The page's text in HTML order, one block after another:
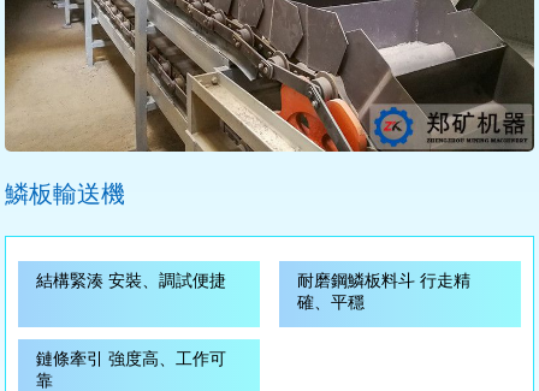
鱗板輸送機
結構緊湊 安裝、調試便捷
耐磨鋼鱗板料斗 行走精
確、平穩
鏈條牽引 強度高、工作可
靠